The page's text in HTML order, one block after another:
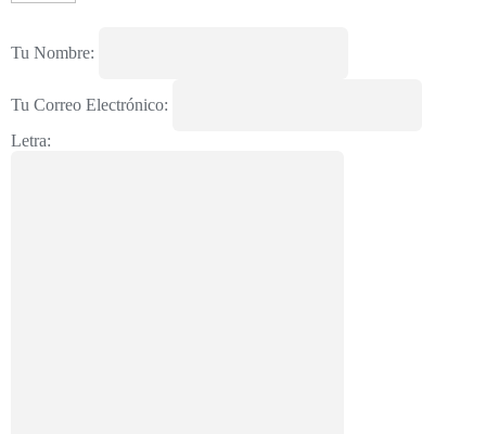
Tu Nombre:
Tu Correo Electrónico:
Letra: